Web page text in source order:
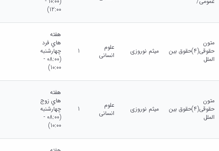
12:00)
متون
حقوقی(4)حقوق بین
الملل
میثم نوروزی
علوم
انسانی
1
هفته
هاي فرد
چهارشنبه
(08:00 -
10:00)
متون
حقوقی(4)حقوق بین
الملل
میثم نوروزی
علوم
انسانی
1
هفته
هاي زوج
چهارشنبه
(08:00 -
10:00)